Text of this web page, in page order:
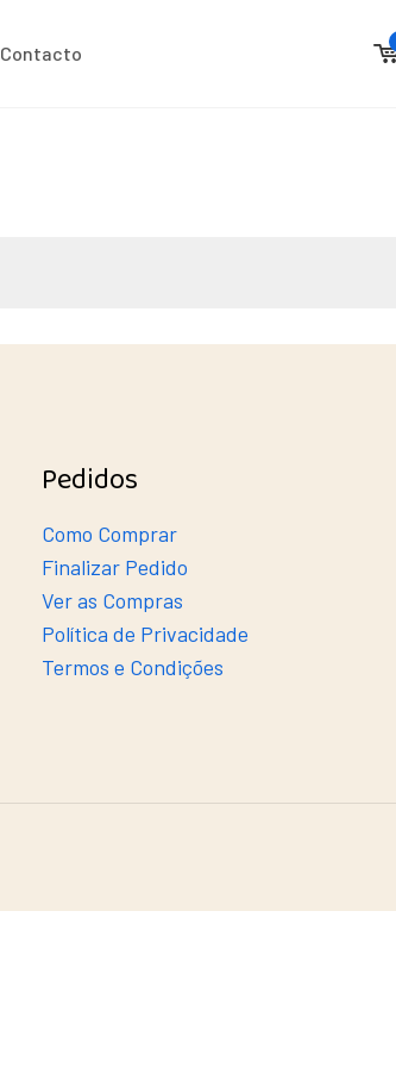
Contacto
Pedidos
Como Comprar
Finalizar Pedido
Ver as Compras
Política de Privacidade
Termos e Condições